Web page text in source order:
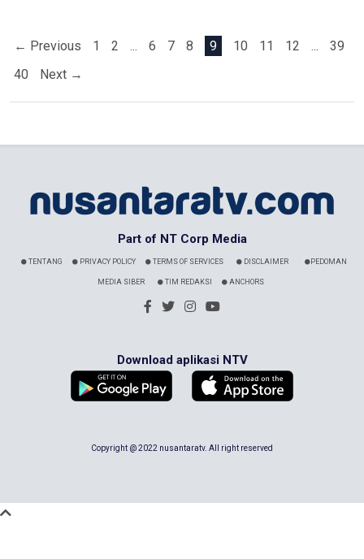
← Previous 1 2 ... 6 7 8 9 10 11 12 ...
39
40
Next →
Part of NT Corp Media
TENTANG PRIVACY POLICY TERMS OF SERVICES DISCLAIMER PEDOMAN
MEDIA SIBER TIM REDAKSI ANCHORS
Download aplikasi NTV
Copyright @ 2022 nusantaratv. All right reserved